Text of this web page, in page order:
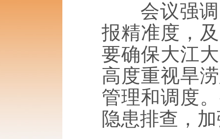
会议强调
报精准度，
要确保大江
高度重视旱
管理和调度
隐患排查，